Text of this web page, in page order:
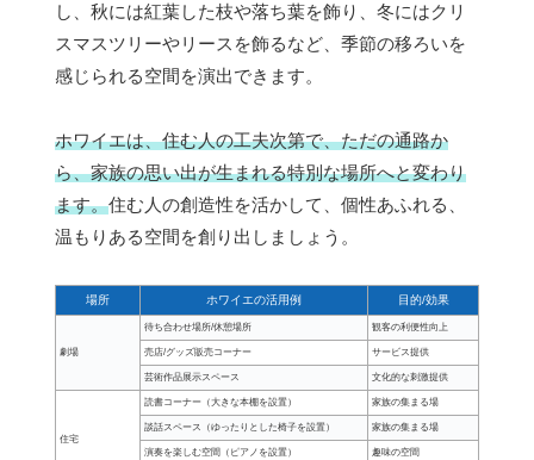
し、秋には紅葉した枝や落ち葉を飾り、冬にはクリ
スマスツリーやリースを飾るなど、季節の移ろいを
感じられる空間を演出できます。
ホワイエは、住む人の工夫次第で、ただの通路か
ら、家族の思い出が生まれる特別な場所へと変わり
ます。住む人の創造性を活かして、個性あふれる、
温もりある空間を創り出しましょう。
場所 ホワイエの活用例 目的/効果
劇場
待ち合わせ場所/休憩場所 観客の利便性向上
売店/グッズ販売コーナー サービス提供
芸術作品展示スペース 文化的な刺激提供
住宅
読書コーナー（大きな本棚を設置） 家族の集まる場
談話スペース（ゆったりとした椅子を設置） 家族の集まる場
演奏を楽しむ空間（ピアノを設置） 趣味の空間